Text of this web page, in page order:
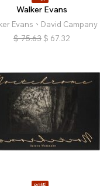
Walker Evans
Evans、David Campany
$ 75.63 $ 67.32